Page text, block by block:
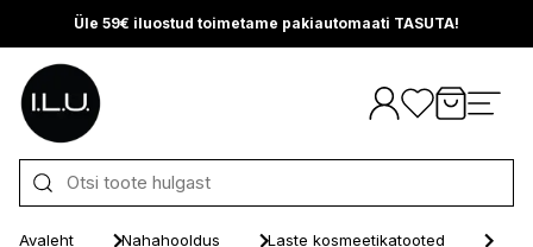
Üle 59€ iluostud toimetame pakiautomaati TASUTA!
Otse sisu juurde
Avaleht Nahahooldus
Laste kosmeetikatooted